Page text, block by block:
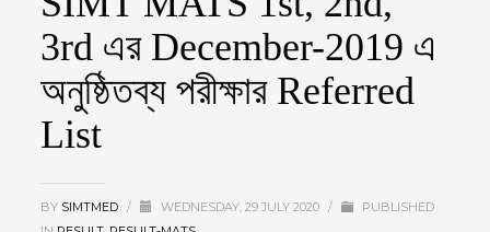
3rd এর December-2019 এ
অনুষ্ঠিতব্য পরীক্ষার Referred
List
BY SIMTMED / WEDNESDAY, 29 JULY 2020 /
PUBLISHED